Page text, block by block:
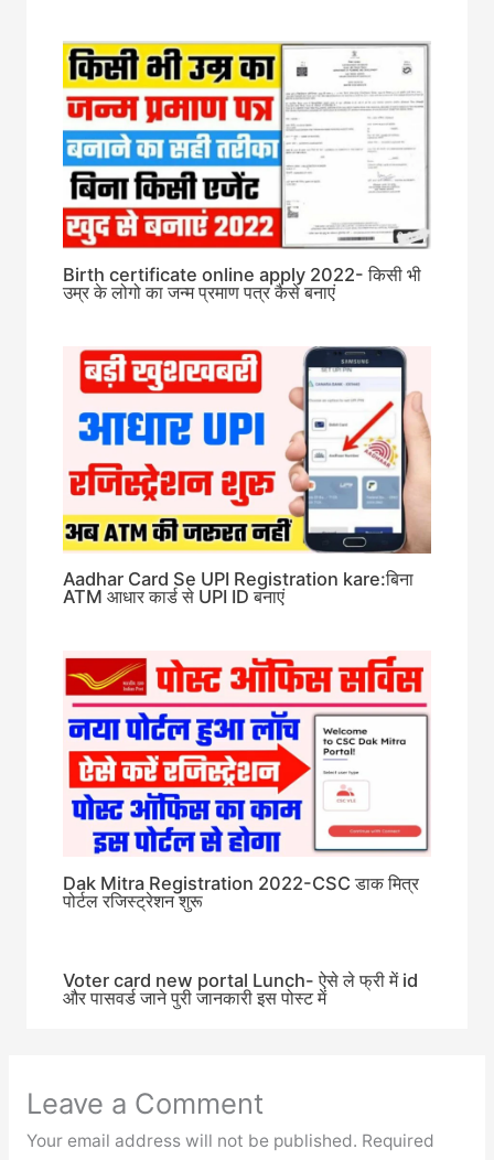
Birth certificate online apply 2022- किसी भी
उम्र के लोगो का जन्म प्रमाण पत्र कैसे बनाएं
Aadhar Card Se UPI Registration kare:बिना
ATM आधार कार्ड से UPI ID बनाएं
Dak Mitra Registration 2022-CSC डाक मित्र
पोर्टल रजिस्ट्रेशन शुरू
Voter card new portal Lunch- ऐसे ले फ्री में id
और पासवर्ड जाने पुरी जानकारी इस पोस्ट में
Leave a Comment
Your email address will not be published. Required